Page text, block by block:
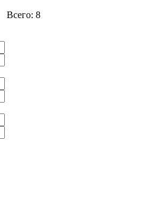
Всего: 8